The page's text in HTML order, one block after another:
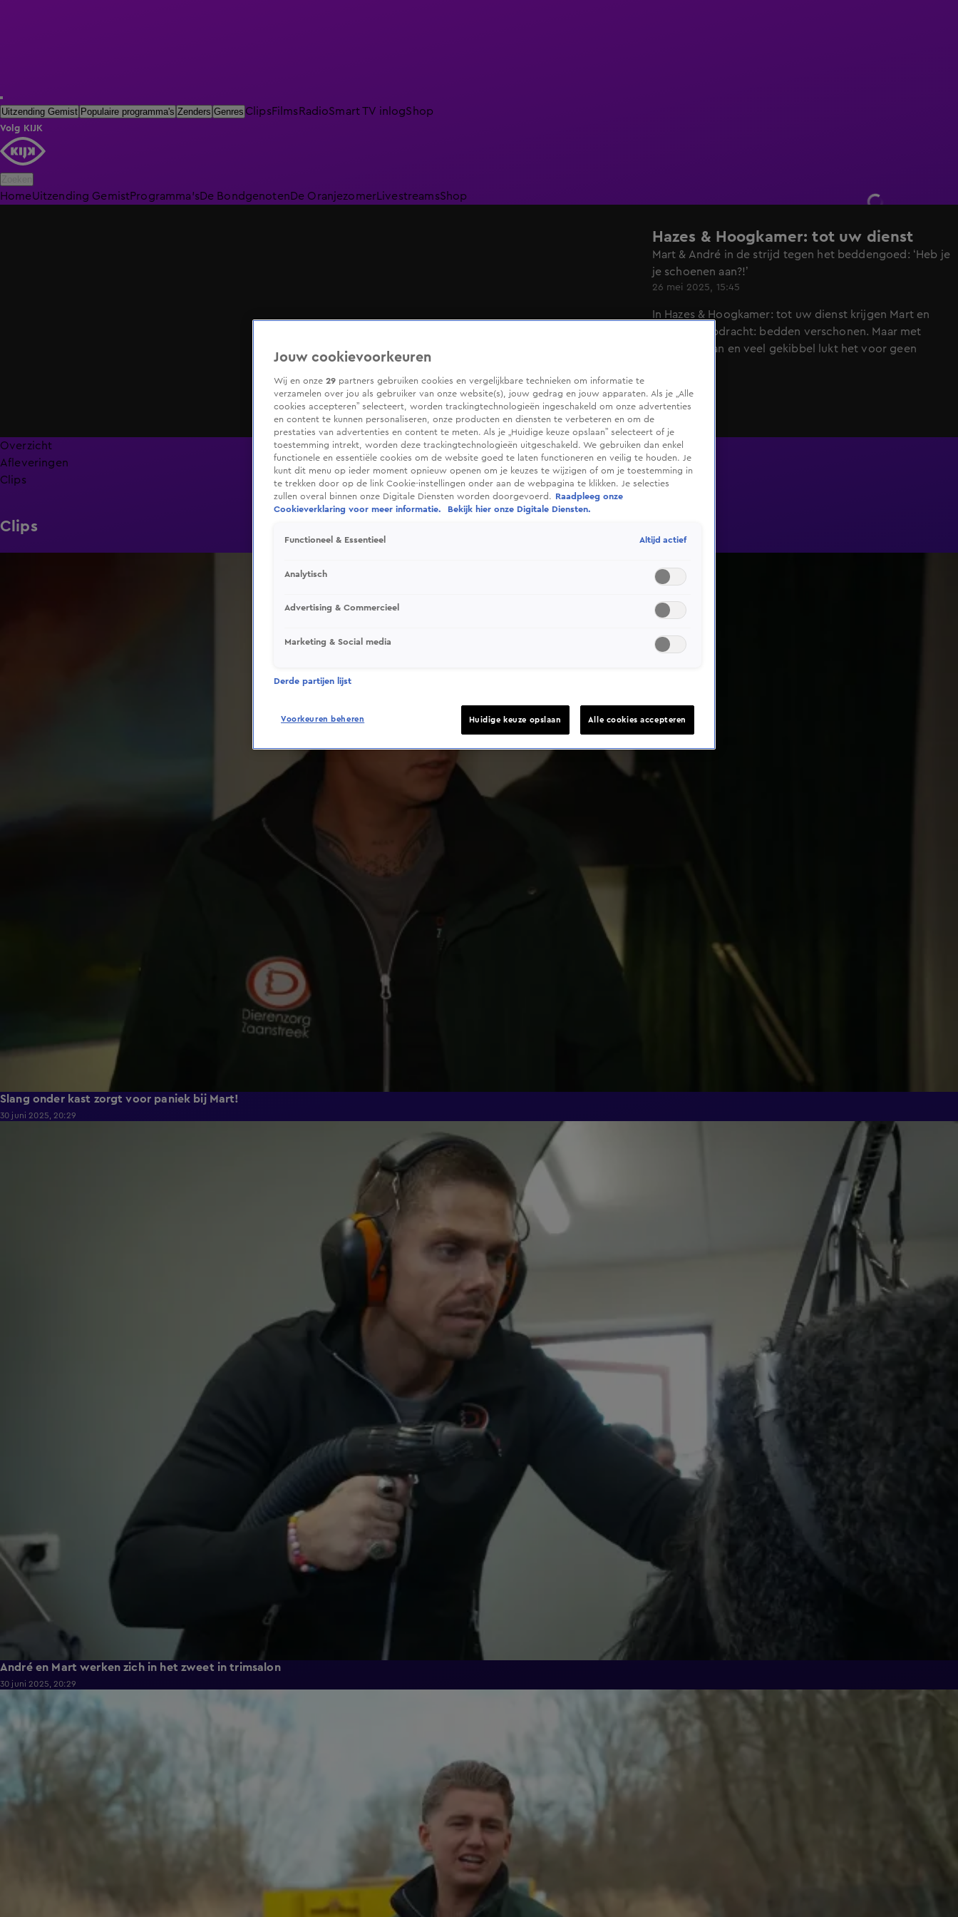
Uitzending Gemist Populaire programma's Zenders Genres ClipsFilmsRadioSmart TV inlogShop
Volg KIJK
HomeUitzending GemistProgramma'sDe BondgenotenDe Oranjezomer LivestreamsShop
Hazes & Hoogkamer: tot uw dienst
Mart & André in de strijd tegen het beddengoed: ‘Heb je
je schoenen aan?!’
26 mei 2025, 15:45
In Hazes & Hoogkamer: tot uw dienst krijgen Mart en
André de opdracht: bedden verschonen. Maar met
schoenen aan en veel gekibbel lukt het voor geen
Overzicht
Afleveringen
Clips
Clips
Slang onder kast zorgt voor paniek bij Mart!
30 juni 2025, 20:29
André en Mart werken zich in het zweet in trimsalon
30 juni 2025, 20:29
Jouw cookievoorkeuren
Wij en onze 29 partners gebruiken cookies en vergelijkbare technieken om informatie te
verzamelen over jou als gebruiker van onze website(s), jouw gedrag en jouw apparaten. Als je „Alle
cookies accepteren” selecteert, worden trackingtechnologieën ingeschakeld om onze advertenties
en content te kunnen personaliseren, onze producten en diensten te verbeteren en om de
prestaties van advertenties en content te meten. Als je „Huidige keuze opslaan” selecteert of je
toestemming intrekt, worden deze trackingtechnologieën uitgeschakeld. We gebruiken dan enkel
functionele en essentiële cookies om de website goed te laten functioneren en veilig te houden. Je
kunt dit menu op ieder moment opnieuw openen om je keuzes te wijzigen of om je toestemming in
te trekken door op de link Cookie-instellingen onder aan de webpagina te klikken. Je selecties
zullen overal binnen onze Digitale Diensten worden doorgevoerd.
Raadpleeg onze
Cookieverklaring voor meer informatie.
Bekijk hier onze Digitale Diensten.
Functioneel & Essentieel Altijd actief
Analytisch
Advertising & Commercieel
Marketing & Social media
Derde partijen lijst
Voorkeuren beheren Huidige keuze opslaan Alle cookies accepteren